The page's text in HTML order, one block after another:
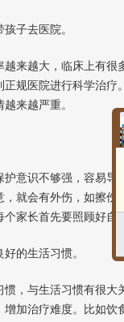
子去医院。
来越大，临床上有很
规医院进行科学治
来越严重。
护意识不够强，容易导
就会有外伤，如擦伤
个家长首先要照顾好自
的生活习惯。
与生活习惯有很大
加治疗难度。比如